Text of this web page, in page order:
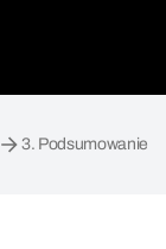
3. Podsumowanie